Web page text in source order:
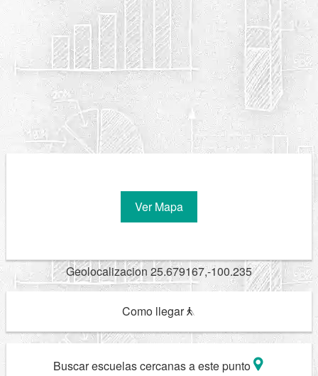
Ver Mapa
Geolocalizacion 25.679167,-100.235
Como llegar
Buscar escuelas cercanas a este punto